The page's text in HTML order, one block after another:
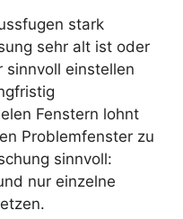
stark
sehr alt ist oder
sinnvoll einstellen
Fenstern lohnt
Problemfenster zu
sinnvoll:
nur einzelne